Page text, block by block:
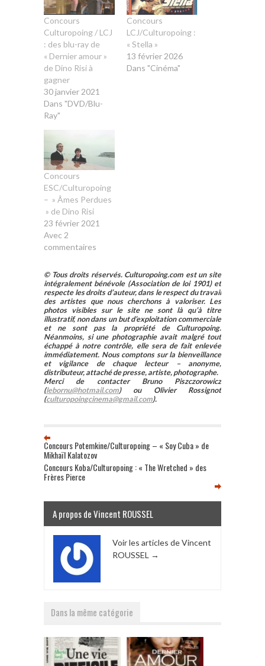
Concours
Culturopoing / LCJ
: des blu-ray de
« Dernier amour »
de Dino Risi à
gagner
30 janvier 2021
Dans "DVD/Blu-
Ray"
Concours
LCJ/Culturopoing :
« Stella »
13 février 2026
Dans "Cinéma"
Concours
ESC/Culturopoing
– » Âmes Perdues
» de Dino Risi
23 février 2021
Avec 2
commentaires
© Tous droits réservés. Culturopoing.com est un site
intégralement bénévole (Association de loi 1901) et
respecte les droits d’auteur, dans le respect du travail
des artistes que nous cherchons à valoriser. Les
photos visibles sur le site ne sont là qu’à titre
illustratif, non dans un but d’exploitation commerciale
et ne sont pas la propriété de Culturopoing.
Néanmoins, si une photographie avait malgré tout
échappé à notre contrôle, elle sera de fait enlevée
immédiatement. Nous comptons sur la bienveillance
et vigilance de chaque lecteur – anonyme,
distributeur, attaché de presse, artiste, photographe.
Merci de contacter Bruno Piszczorowicz
(lebornu@hotmail.com) ou Olivier Rossignot
(culturopoingcinema@gmail.com).
Concours Potemkine/Culturopoing – « Soy Cuba » de
Mikhaïl Kalatozov
Concours Koba/Culturopoing : « The Wretched » des
Frères Pierce
A propos de Vincent ROUSSEL
Voir les articles de Vincent
ROUSSEL →
Dans la même catégorie